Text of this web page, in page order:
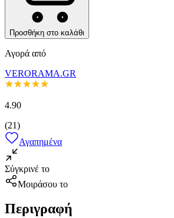
Προσθήκη στο καλάθι
Αγορά από
VERORAMA.GR
4.90
(21)
Αγαπημένα
Σύγκρινέ το
Μοιράσου το
Περιγραφή